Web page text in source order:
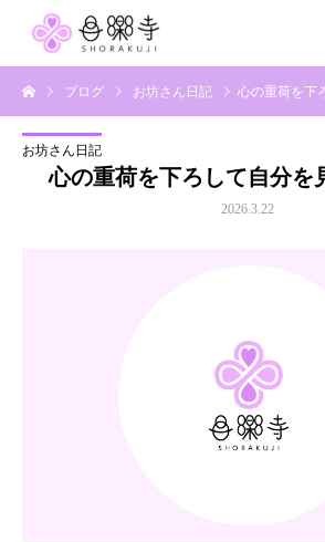
ブログ お坊さん日記 心の重荷を下ろ
お坊さん日記
心の重荷を下ろして自分を
2026.3.22